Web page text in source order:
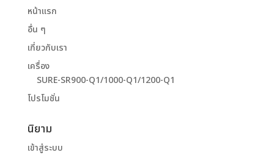
หน้าแรก
อื่น ๆ
เกี่ยวกับเรา
เครื่อง
SURE-SR900-Q1/1000-Q1/1200-Q1
โปรโมชั่น
นิยาม
เข้าสู่ระบบ